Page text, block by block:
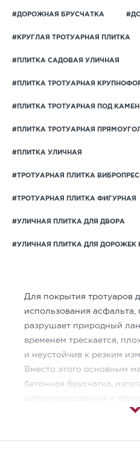
#ДОРОЖНАЯ БРУСЧАТКА
#КРУГЛАЯ ТРОТУАРНАЯ ПЛИТКА
#ПЛИТКА САДОВАЯ УЛИЧНАЯ
#ПЛИТКА ТРОТУАРНАЯ
#ПЛИТКА ТРОТУАРНАЯ ПОД
#ПЛИТКА ТРОТУАРНАЯ
#ПЛИТКА УЛИЧНАЯ
#ТРОТУАРНАЯ ПЛИТКА
#ТРОТУАРНАЯ ПЛИТКА ФИГУРНАЯ
#УЛИЧНАЯ ПЛИТКА ДЛЯ ДВОРА
#УЛИЧНАЯ ПЛИТКА ДЛЯ ДОРОЖЕК
Для покрытия тротуаров
использования
разрушает природный
временем трескается,
и неустойчив к резким
Вместо этого основным
бетонная брусчатка,
вибропрессования и
техническими